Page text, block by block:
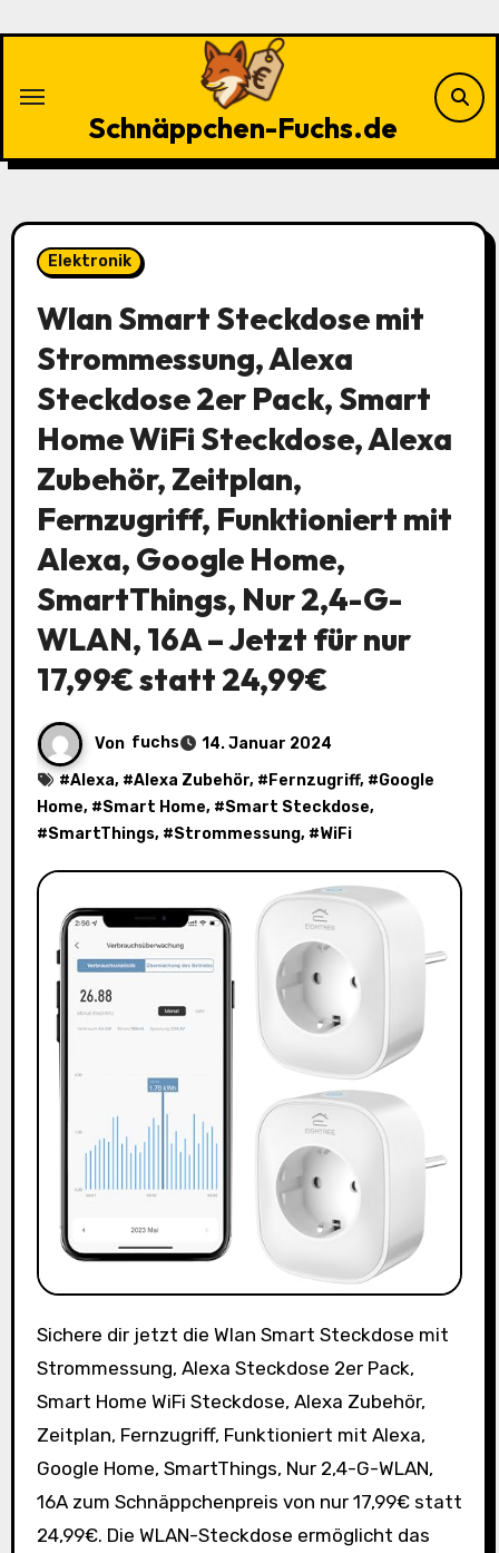
Schnäppchen-Fuchs.de
Elektronik
Wlan Smart Steckdose mit
Strommessung, Alexa
Steckdose 2er Pack, Smart
Home WiFi Steckdose, Alexa
Zubehör, Zeitplan,
Fernzugriff, Funktioniert mit
Alexa, Google Home,
SmartThings, Nur 2,4-G-
WLAN, 16A – Jetzt für nur
17,99€ statt 24,99€
Von fuchs
14. Januar 2024
#Alexa, #Alexa Zubehör, # Fernzugriff, #Google
Home, #Smart Home, #Smart Steckdose,
#SmartThings, #Strommessung, #WiFi
Sichere dir jetzt die Wlan Smart Steckdose mit
Strommessung, Alexa Steckdose 2er Pack,
Smart Home WiFi Steckdose, Alexa Zubehör,
Zeitplan, Fernzugriff, Funktioniert mit Alexa,
Google Home, SmartThings, Nur 2,4-G-WLAN,
16A zum Schnäppchenpreis von nur 17,99€ statt
24,99€. Die WLAN-Steckdose ermöglicht das